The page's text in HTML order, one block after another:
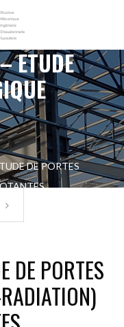
ETUDE
DE PORTES
DE PORTES